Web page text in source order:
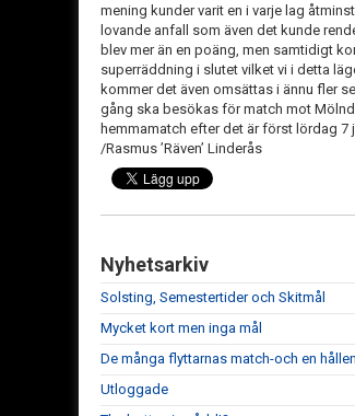
mening kunder varit en i varje lag
lovande anfall som även det kunde
blev mer än en poäng, men samtidigt
superräddning i slutet vilket vi i detta
kommer det även omsättas i ännu fler
gång ska besökas för match mot
hemmamatch efter det är först lördag 7
/Rasmus ’Räven’ Linderås
Nyhetsarkiv
Solsting, Semestertider och Skitmål
Mycket kort men inga mål
De många flyttarnas match-och en
Utloggade